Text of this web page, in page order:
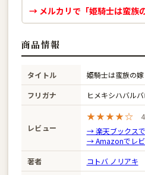
→ メルカリで「姫騎士は蛮族
商品情報
タイトル
姫騎士は蛮族の
フリガナ
ヒメキシハバル
レビュー
★★★★☆
→ 楽天ブックス
→ Amazonでレビ
著者
コトバ ノリアキ